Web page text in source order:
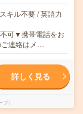
キル不要 / 英語力
可▼携帯電話をお
ご連絡はメ…
詳しく見る
）